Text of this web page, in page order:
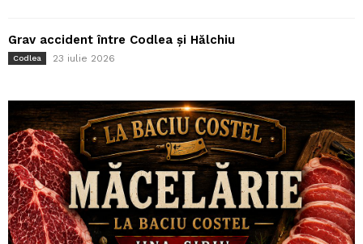
Grav accident între Codlea și Hălchiu
Codlea 23 iulie 2026